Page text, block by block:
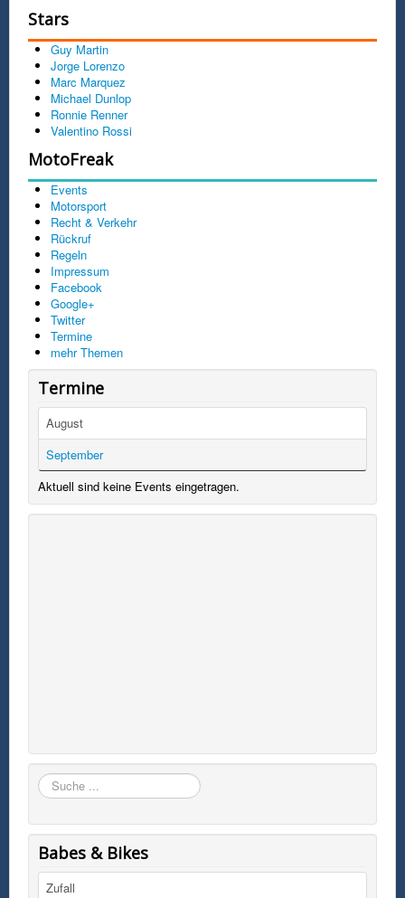
Stars
Guy Martin
Jorge Lorenzo
Marc Marquez
Michael Dunlop
Ronnie Renner
Valentino Rossi
MotoFreak
Events
Motorsport
Recht & Verkehr
Rückruf
Regeln
Impressum
Facebook
Google+
Twitter
Termine
mehr Themen
Termine
August
September
Aktuell sind keine Events eingetragen.
Suchen
Babes & Bikes
Zufall